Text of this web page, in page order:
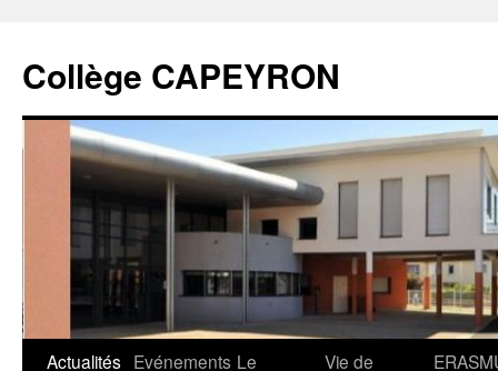
Collège CAPEYRON
Actualités Evénements Le
Vie de